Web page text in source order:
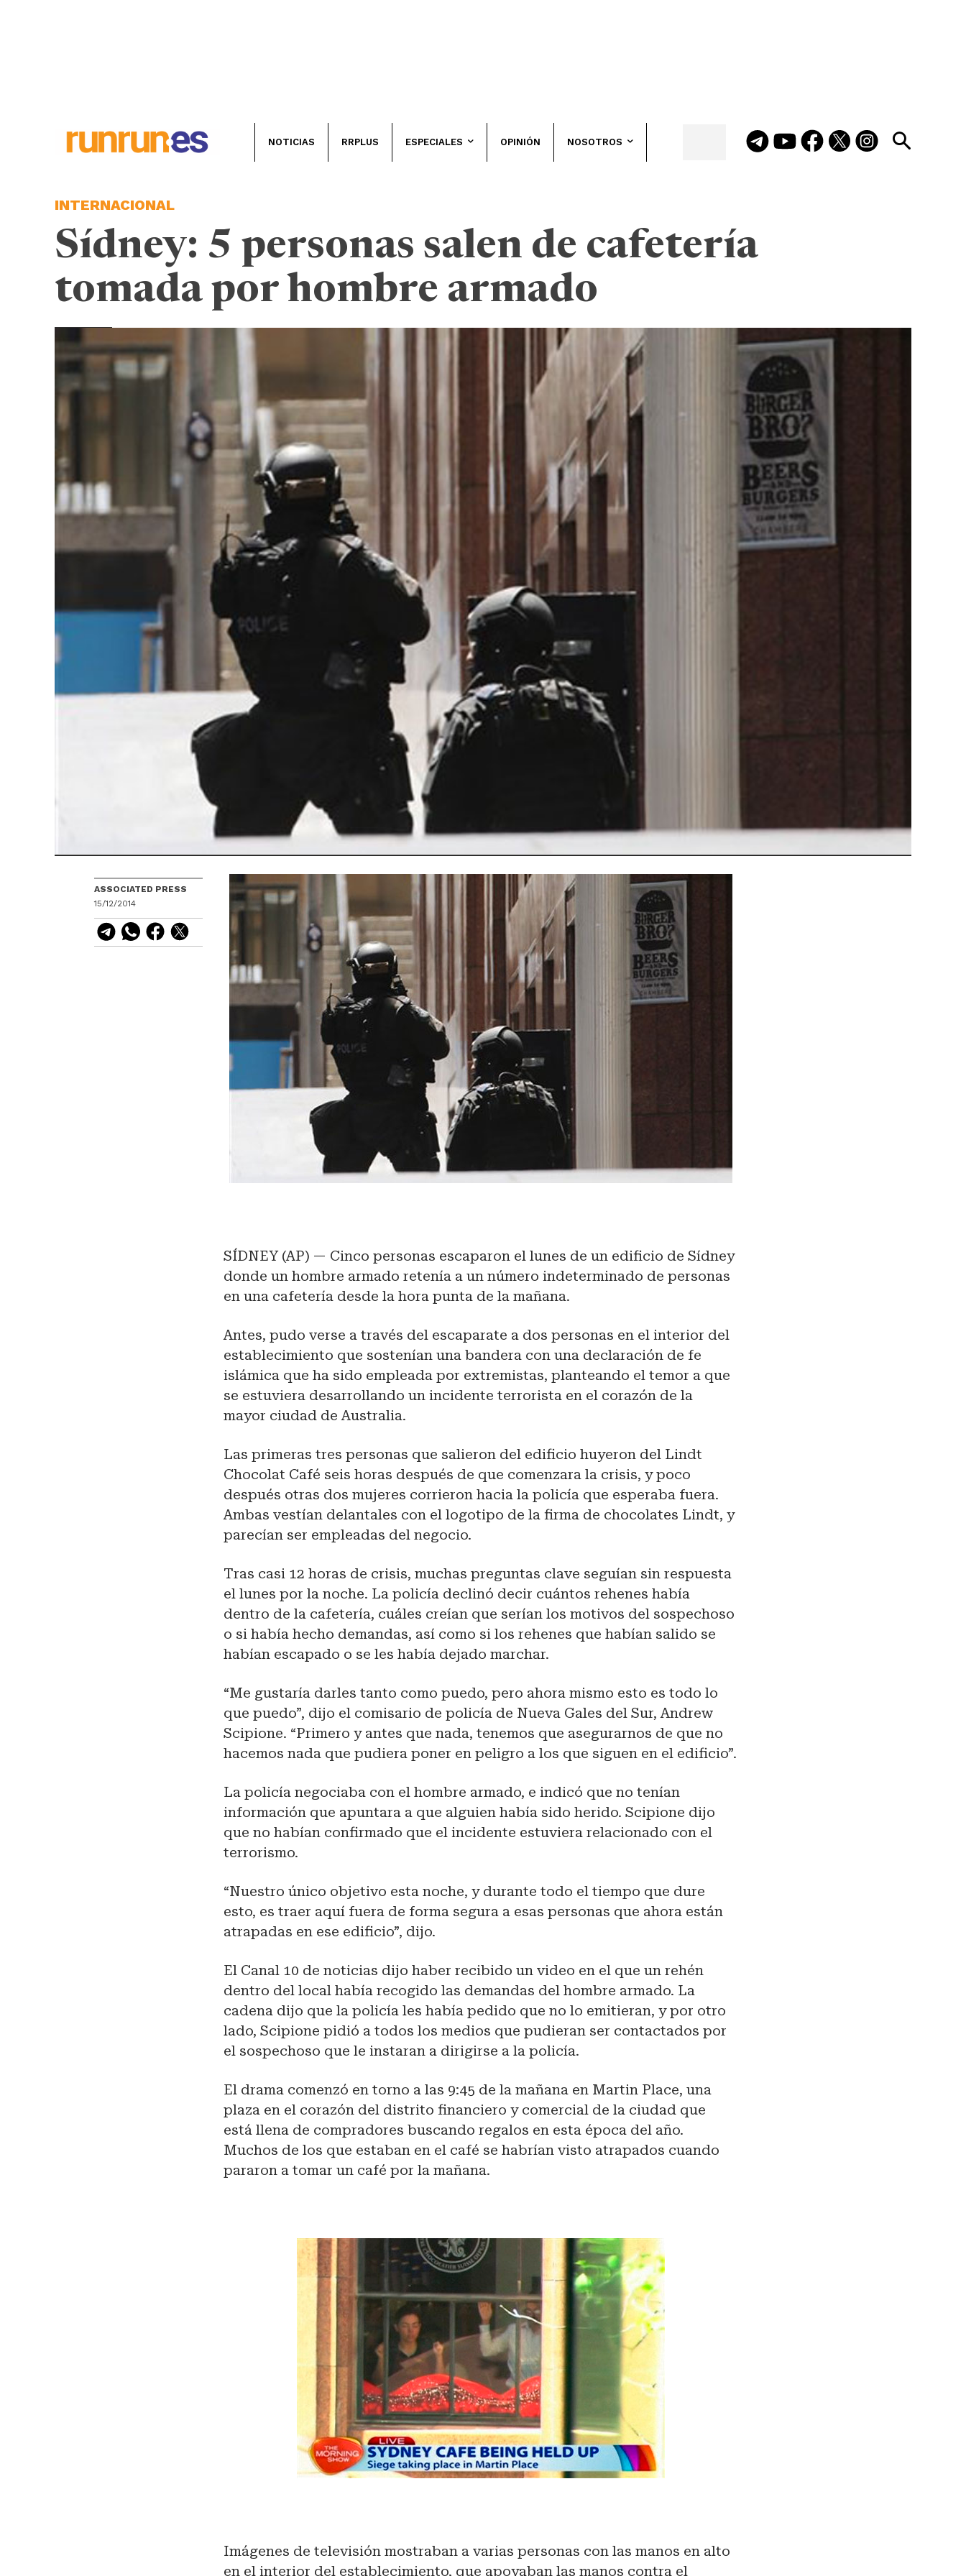
NOTICIAS RRPLUS ESPECIALES OPINIÓN NOSOTROS
INTERNACIONAL
Sídney: 5 personas salen de cafetería
tomada por hombre armado
ASSOCIATED PRESS
15/12/2014
SÍDNEY (AP) — Cinco personas escaparon el lunes de un edificio de Sídney
donde un hombre armado retenía a un número indeterminado de personas
en una cafetería desde la hora punta de la mañana.
Antes, pudo verse a través del escaparate a dos personas en el interior del
establecimiento que sostenían una bandera con una declaración de fe
islámica que ha sido empleada por extremistas, planteando el temor a que
se estuviera desarrollando un incidente terrorista en el corazón de la
mayor ciudad de Australia.
Las primeras tres personas que salieron del edificio huyeron del Lindt
Chocolat Café seis horas después de que comenzara la crisis, y poco
después otras dos mujeres corrieron hacia la policía que esperaba fuera.
Ambas vestían delantales con el logotipo de la firma de chocolates Lindt, y
parecían ser empleadas del negocio.
Tras casi 12 horas de crisis, muchas preguntas clave seguían sin respuesta
el lunes por la noche. La policía declinó decir cuántos rehenes había
dentro de la cafetería, cuáles creían que serían los motivos del sospechoso
o si había hecho demandas, así como si los rehenes que habían salido se
habían escapado o se les había dejado marchar.
“Me gustaría darles tanto como puedo, pero ahora mismo esto es todo lo
que puedo”, dijo el comisario de policía de Nueva Gales del Sur, Andrew
Scipione. “Primero y antes que nada, tenemos que asegurarnos de que no
hacemos nada que pudiera poner en peligro a los que siguen en el edificio”.
La policía negociaba con el hombre armado, e indicó que no tenían
información que apuntara a que alguien había sido herido. Scipione dijo
que no habían confirmado que el incidente estuviera relacionado con el
terrorismo.
“Nuestro único objetivo esta noche, y durante todo el tiempo que dure
esto, es traer aquí fuera de forma segura a esas personas que ahora están
atrapadas en ese edificio”, dijo.
El Canal 10 de noticias dijo haber recibido un video en el que un rehén
dentro del local había recogido las demandas del hombre armado. La
cadena dijo que la policía les había pedido que no lo emitieran, y por otro
lado, Scipione pidió a todos los medios que pudieran ser contactados por
el sospechoso que le instaran a dirigirse a la policía.
El drama comenzó en torno a las 9:45 de la mañana en Martin Place, una
plaza en el corazón del distrito financiero y comercial de la ciudad que
está llena de compradores buscando regalos en esta época del año.
Muchos de los que estaban en el café se habrían visto atrapados cuando
pararon a tomar un café por la mañana.
Imágenes de televisión mostraban a varias personas con las manos en alto
en el interior del establecimiento, que apoyaban las manos contra el